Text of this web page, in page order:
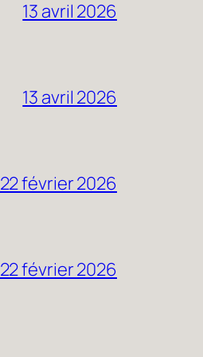
13 avril 2026
13 avril 2026
22 février 2026
22 février 2026